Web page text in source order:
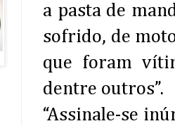
a pasta de
sofrido, de
que foram
dentre outros”.
“Assinale-se